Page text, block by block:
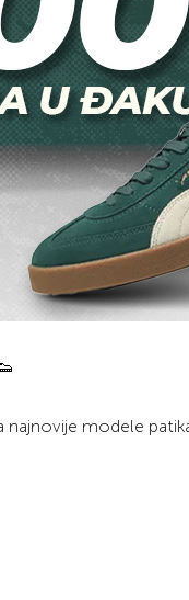
najnovije modele